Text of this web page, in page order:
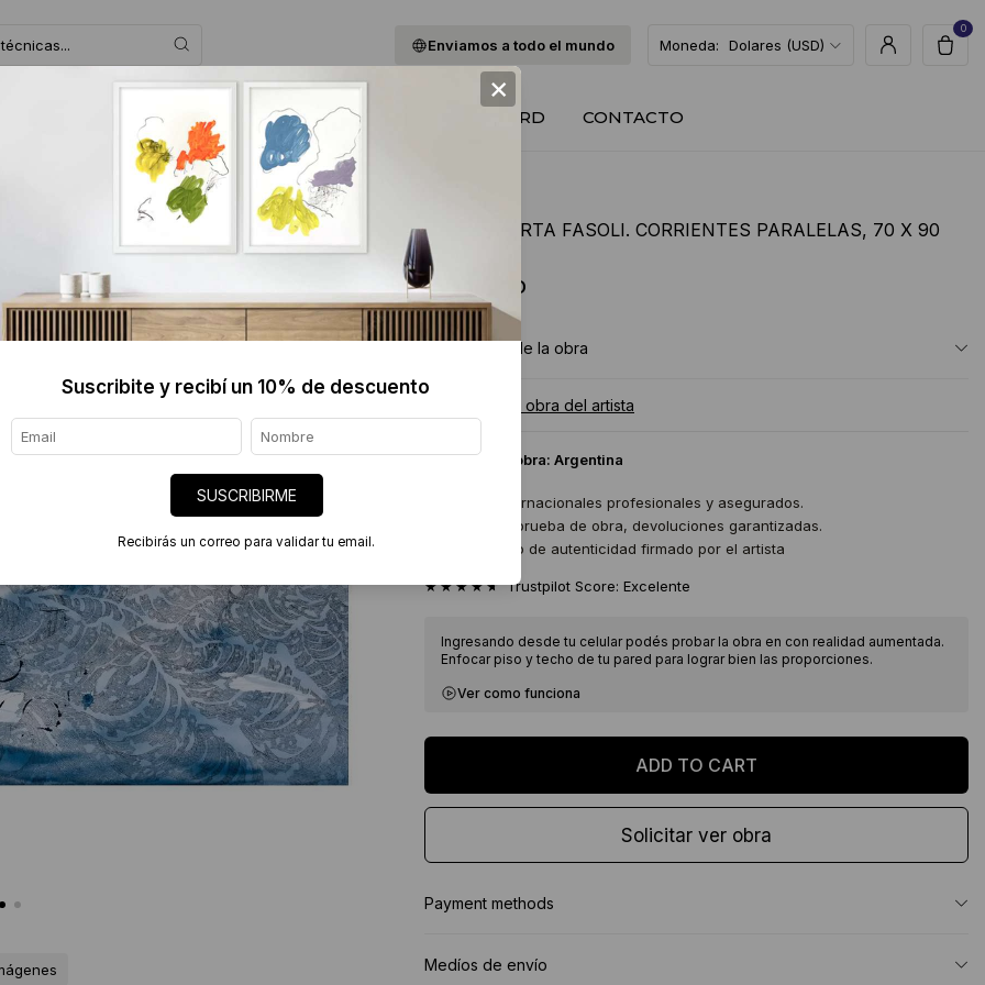
Enviamos a todo el mundo Moneda: Dolares (USD)
0
BLOG QUIENES SOMOS GIFT CARD CONTACTO
MARIA MARTA FASOLI. CORRIENTES PARALELAS, 70 X 90
CM
$3300 USD
Información de la obra
Ver toda la obra del artista
Origen de la obra: Argentina
Envíos internacionales profesionales y asegurados.
7 días de prueba de obra, devoluciones garantizadas.
Certificado de autenticidad firmado por el artista
★★★★★ Trustpilot Score: Excelente
Ingresando desde tu celular podés probar la obra en con realidad aumentada.
Enfocar piso y techo de tu pared para lograr bien las proporciones.
Ver como funciona
Solicitar ver obra
Payment methods
Medíos de envío
×
Suscribite y recibí un 10% de descuento
SUSCRIBIRME
Recibirás un correo para validar tu email.